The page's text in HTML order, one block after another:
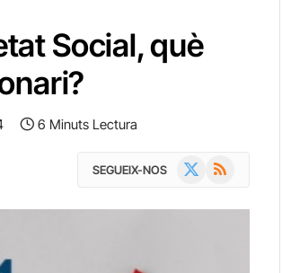
Social, què
6 Minuts Lectura
SEGUEIX-NOS RSS